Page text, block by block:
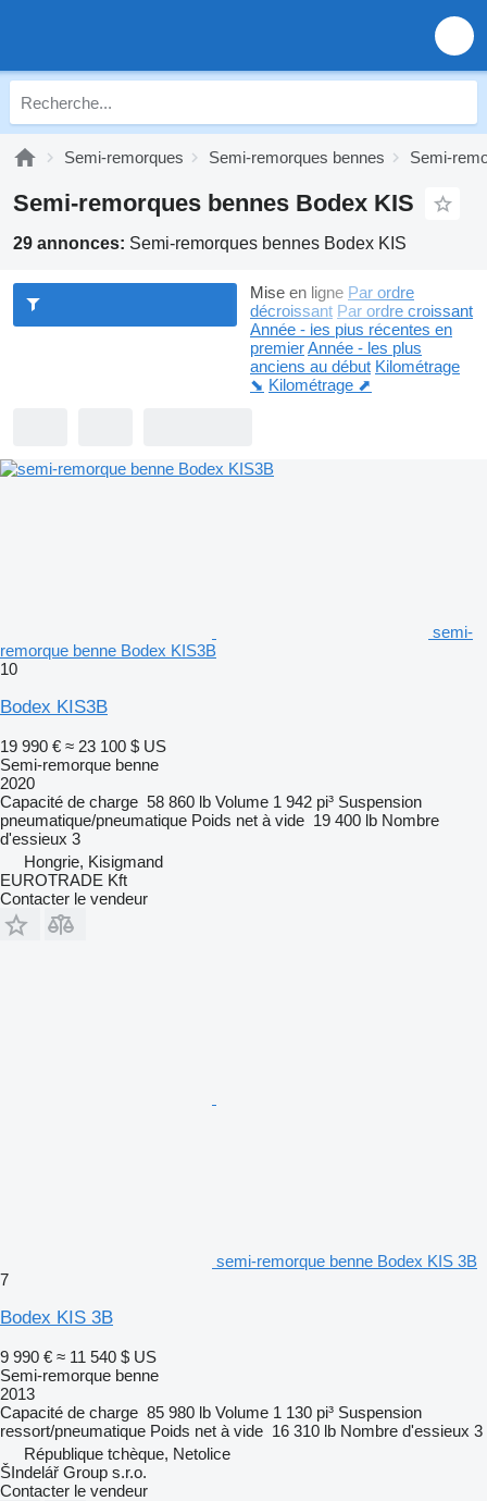
Semi-remorques Semi-remorques bennes Semi-
Semi-remorques bennes Bodex KIS
29 annonces: Semi-remorques bennes Bodex KIS
Mise en ligne Par ordre
décroissant Par ordre croissant
Année - les plus récentes en
premierAnnée - les plus
anciens au début Kilométrage
⬊ Kilométrage ⬈
semi-
remorque benne Bodex KIS3B
10
Bodex KIS3B
19 990 € ≈ 23 100 $ US
Semi-remorque benne
2020
Capacité de charge 58 860 lb Volume 1 942 pi³ Suspension
pneumatique/pneumatique Poids net à vide 19 400 lb Nombre
d'essieux 3
Hongrie, Kisigmand
EUROTRADE Kft
Contacter le vendeur
semi-remorque benne Bodex KIS 3B
7
Bodex KIS 3B
9 990 € ≈ 11 540 $ US
Semi-remorque benne
2013
Capacité de charge 85 980 lb Volume 1 130 pi³ Suspension
ressort/pneumatique Poids net à vide 16 310 lb Nombre d'essieux 3
République tchèque, Netolice
ŠIndelář Group s.r.o.
Contacter le vendeur